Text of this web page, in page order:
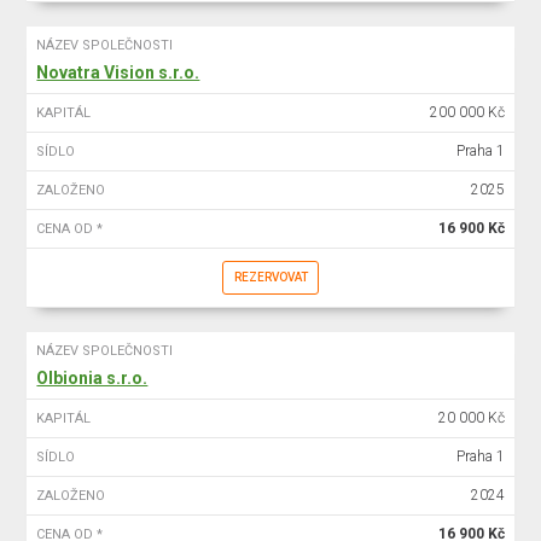
NÁZEV SPOLEČNOSTI
Novatra Vision s.r.o.
KAPITÁL 200 000 Kč
SÍDLO Praha 1
ZALOŽENO 2025
CENA OD * 16 900 Kč
REZERVOVAT
NÁZEV SPOLEČNOSTI
Olbionia s.r.o.
KAPITÁL 20 000 Kč
SÍDLO Praha 1
ZALOŽENO 2024
CENA OD * 16 900 Kč